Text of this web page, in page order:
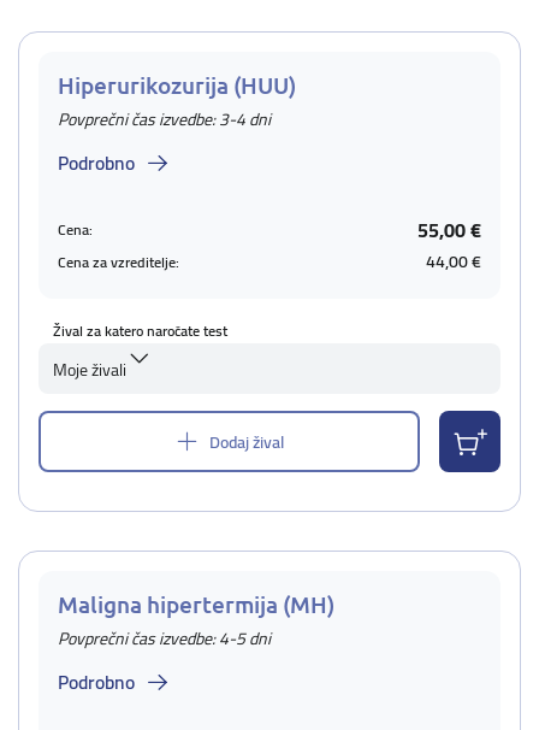
Hiperurikozurija (HUU)
Povprečni čas izvedbe: 3-4 dni
Podrobno
Cena: 55,00 €
Cena za vzreditelje: 44,00 €
Žival za katero naročate test
Moje živali
Dodaj žival
Maligna hipertermija (MH)
Povprečni čas izvedbe: 4-5 dni
Podrobno